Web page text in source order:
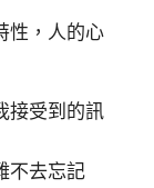
性，人的心
接受到的訊
不去忘記